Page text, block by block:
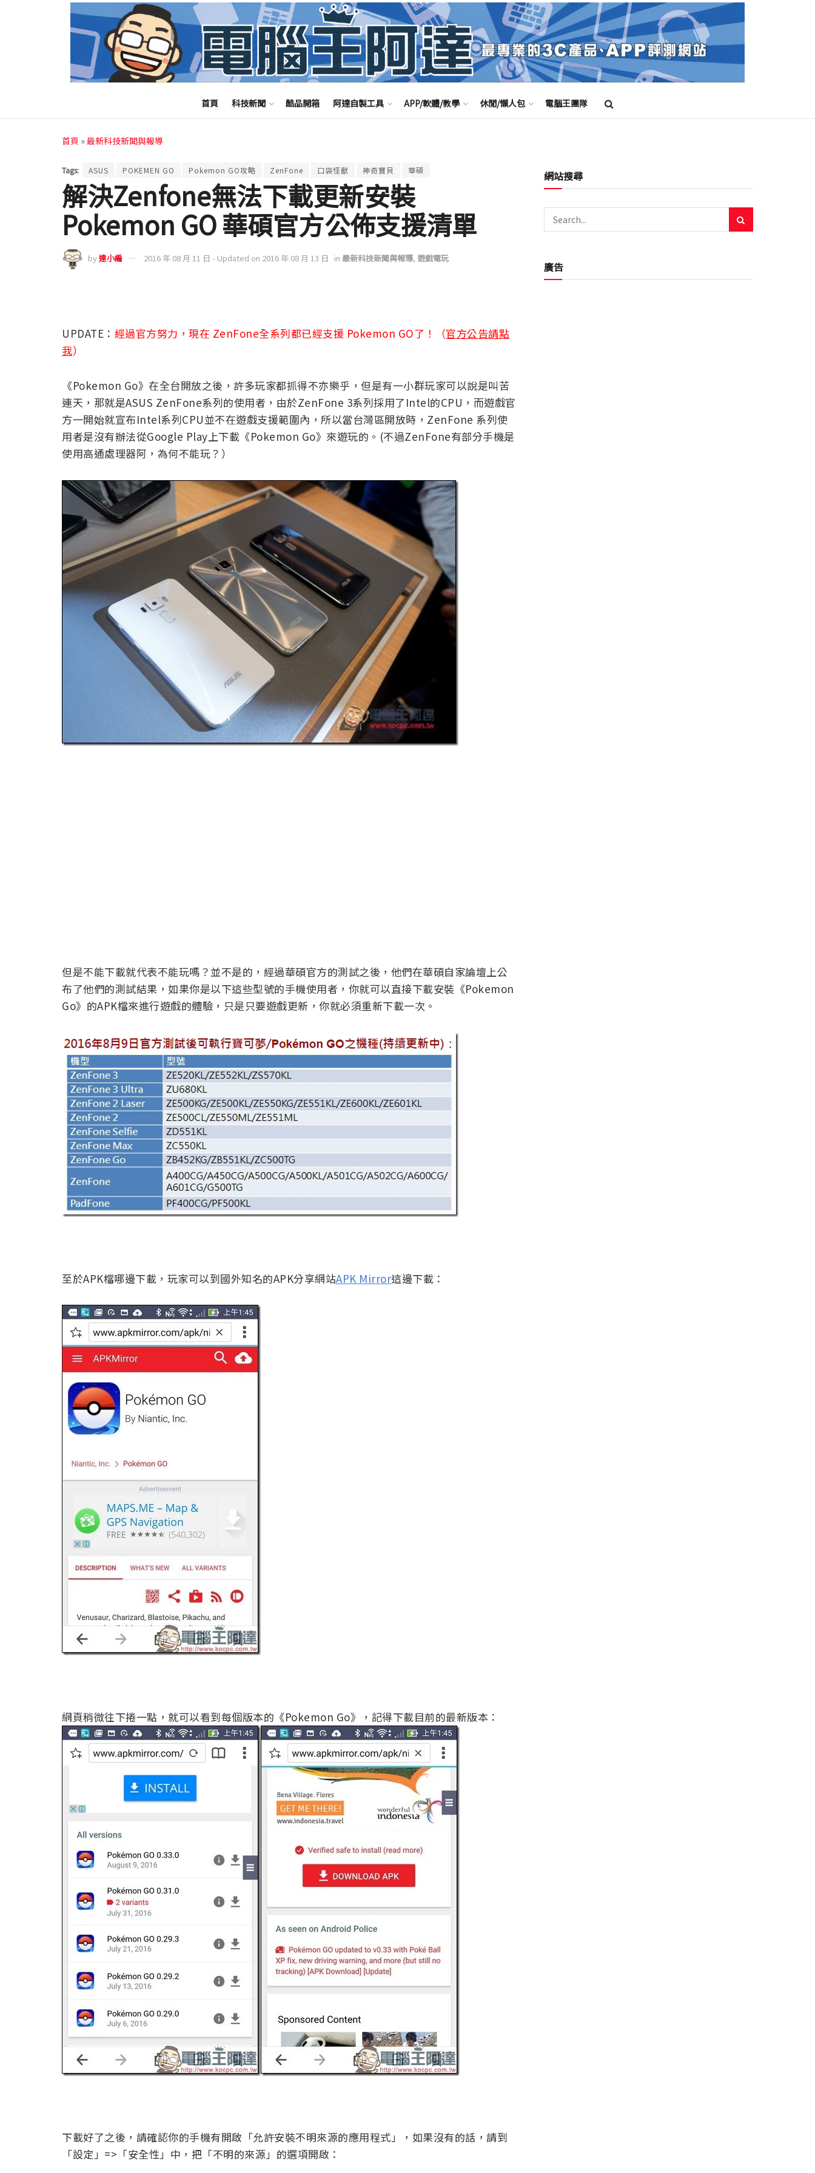
首頁 科技新聞 酷品開箱 阿達自製工具 APP/軟體/教學 休閒/懶人包 電腦王團隊
首頁 »最新科技新聞與報導
Tags: ASUS POKEMEN GO Pokemon GO攻略 ZenFone 口袋怪獸 神奇寶貝 華碩
解決Zenfone無法下載更新安裝
Pokemon GO 華碩官方公佈支援清單
by達小編 2016 年 08 月 11 日 - Updated on 2016 年 08 月 13 日 in 最新科技新聞與報導, 遊戲電玩
UPDATE： 經過官方努力，現在 ZenFone全系列都已經支援 Pokemon GO了！（官方公告請點
我）
《Pokemon Go》在全台開放之後，許多玩家都抓得不亦樂乎，但是有一小群玩家可以說是叫苦
連天，那就是ASUS ZenFone系列的使用者，由於ZenFone 3系列採用了Intel的CPU，而遊戲官
方一開始就宣布Intel系列CPU並不在遊戲支援範圍內，所以當台灣區開放時，ZenFone 系列使
用者是沒有辦法從Google Play上下載《Pokemon Go》來遊玩的。(不過ZenFone有部分手機是
使用高通處理器阿，為何不能玩？）
但是不能下載就代表不能玩嗎？並不是的，經過華碩官方的測試之後，他們在華碩自家論壇上公
布了他們的測試結果，如果你是以下這些型號的手機使用者，你就可以直接下載安裝《Pokemon
Go》的APK檔來進行遊戲的體驗，只是只要遊戲更新，你就必須重新下載一次。
至於APK檔哪邊下載，玩家可以到國外知名的APK分享網站APK Mirror這邊下載：
網頁稍微往下捲一點，就可以看到每個版本的《Pokemon Go》，記得下載目前的最新版本：
下載好了之後，請確認你的手機有開啟「允許安裝不明來源的應用程式」，如果沒有的話，請到
「設定」=>「安全性」中，把「不明的來源」的選項開啟：
網站搜尋
廣告